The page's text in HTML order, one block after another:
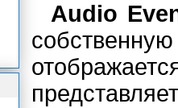
Audio